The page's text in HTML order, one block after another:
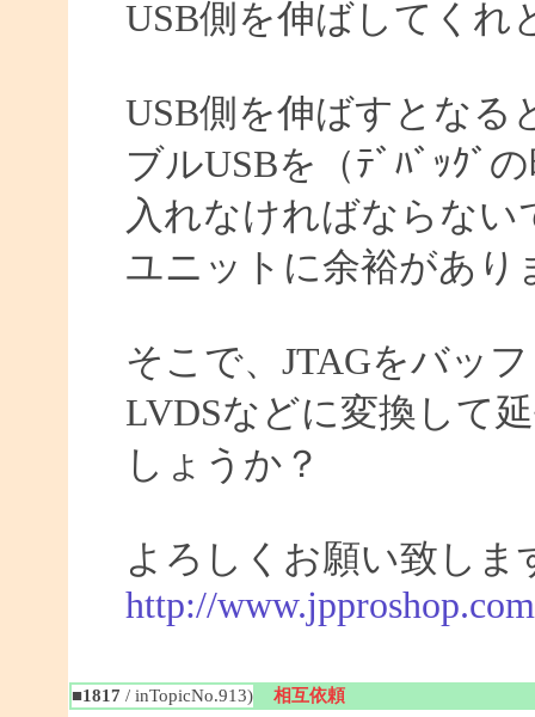
USB側を伸ばしてくれ
USB側を伸ばすとなる
ブルUSBを（ﾃﾞﾊﾞｯｸﾞ
入れなければならない
ユニットに余裕があり
そこで、JTAGをバッ
LVDSなどに変換して
しょうか？
よろしくお願い致しま
http://
■1817 / inTopicNo.913) 相互依頼